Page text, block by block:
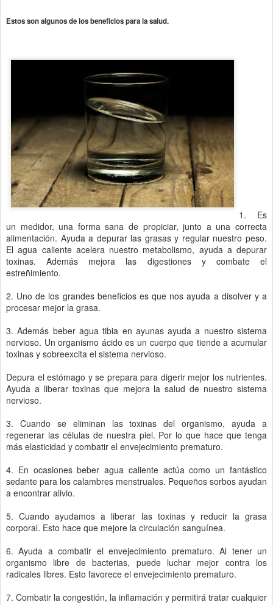
Estos son algunos de los beneficios para la salud.
1. Es
un medidor, una forma sana de propiciar, junto a una correcta
alimentación. Ayuda a depurar las grasas y regular nuestro peso.
El agua caliente acelera nuestro metabolismo, ayuda a depurar
toxinas. Además mejora las digestiones y combate el
estreñimiento.
2. Uno de los grandes beneficios es que nos ayuda a disolver y a
procesar mejor la grasa.
3. Además beber agua tibia en ayunas ayuda a nuestro sistema
nervioso. Un organismo ácido es un cuerpo que tiende a acumular
toxinas y sobreexcita el sistema nervioso.
Depura el estómago y se prepara para digerir mejor los nutrientes.
Ayuda a liberar toxinas que mejora la salud de nuestro sistema
nervioso.
3. Cuando se eliminan las toxinas del organismo, ayuda a
regenerar las células de nuestra piel. Por lo que hace que tenga
más elasticidad y combatir el envejecimiento prematuro.
4. En ocasiones beber agua caliente actúa como un fantástico
sedante para los calambres menstruales. Pequeños sorbos ayudan
a encontrar alivio.
5. Cuando ayudamos a liberar las toxinas y reducir la grasa
corporal. Esto hace que mejore la circulación sanguínea.
6. Ayuda a combatir el envejecimiento prematuro. Al tener un
organismo libre de bacterias, puede luchar mejor contra los
radicales libres. Esto favorece el envejecimiento prematuro.
7. Combatir la congestión, la inflamación y permitirá tratar cualquier